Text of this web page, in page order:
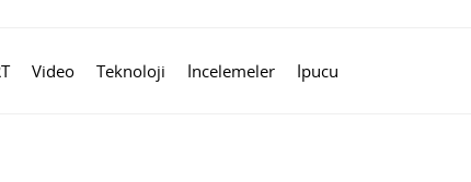
Video Teknoloji İncelemeler İpucu